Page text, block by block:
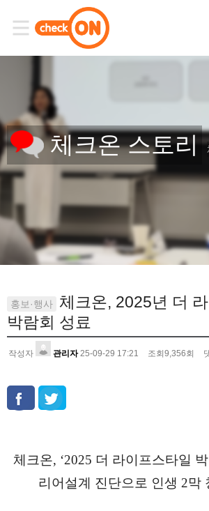
체크온 스토리
홍보·행사 체크온, 2025년 더
박람회 성료
작성자 관리자 25-09-29 17:21 조회 9,356회
체크온, ‘2025 더 라이프스타일 박
리어설계 진단으로 인생 2막